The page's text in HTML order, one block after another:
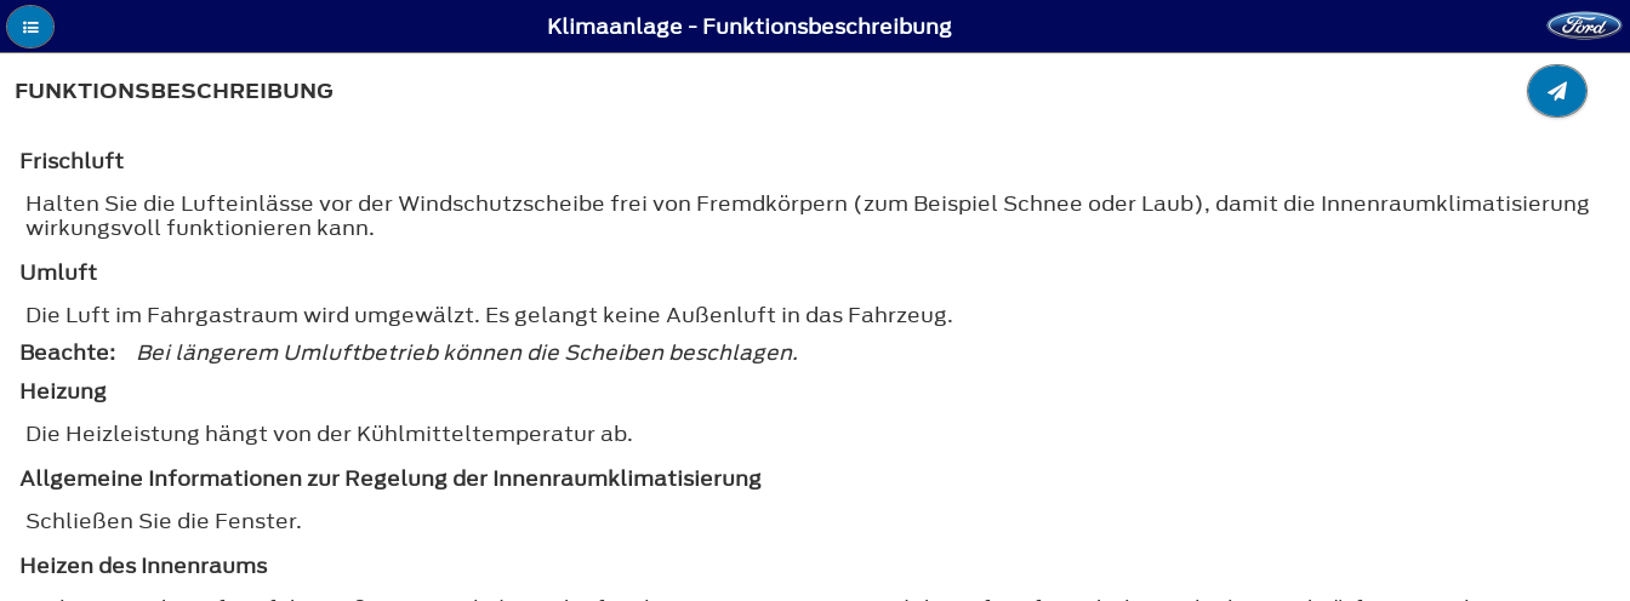
Klimaanlage - Funktionsbeschreibung
FUNKTIONSBESCHREIBUNG
Frischluft
Halten Sie die Lufteinlässe vor der Windschutzscheibe frei von Fremdkörpern (zum Beispiel Schnee oder Laub), damit die Innenraumklimatisierung
wirkungsvoll funktionieren kann.
Umluft
Die Luft im Fahrgastraum wird umgewälzt. Es gelangt keine Außenluft in das Fahrzeug.
Beachte:
Bei längerem Umluftbetrieb können die Scheiben beschlagen.
Heizung
Die Heizleistung hängt von der Kühlmitteltemperatur ab.
Allgemeine Informationen zur Regelung der Innenraumklimatisierung
Schließen Sie die Fenster.
Heizen des Innenraums